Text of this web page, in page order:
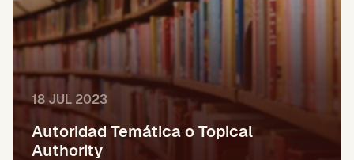
18 JUL 2023
Autoridad Temática o Topical
Authority